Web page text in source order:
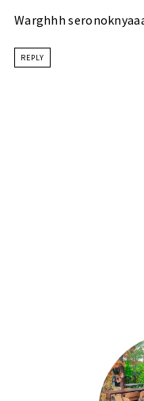
Warghhh
REPLY